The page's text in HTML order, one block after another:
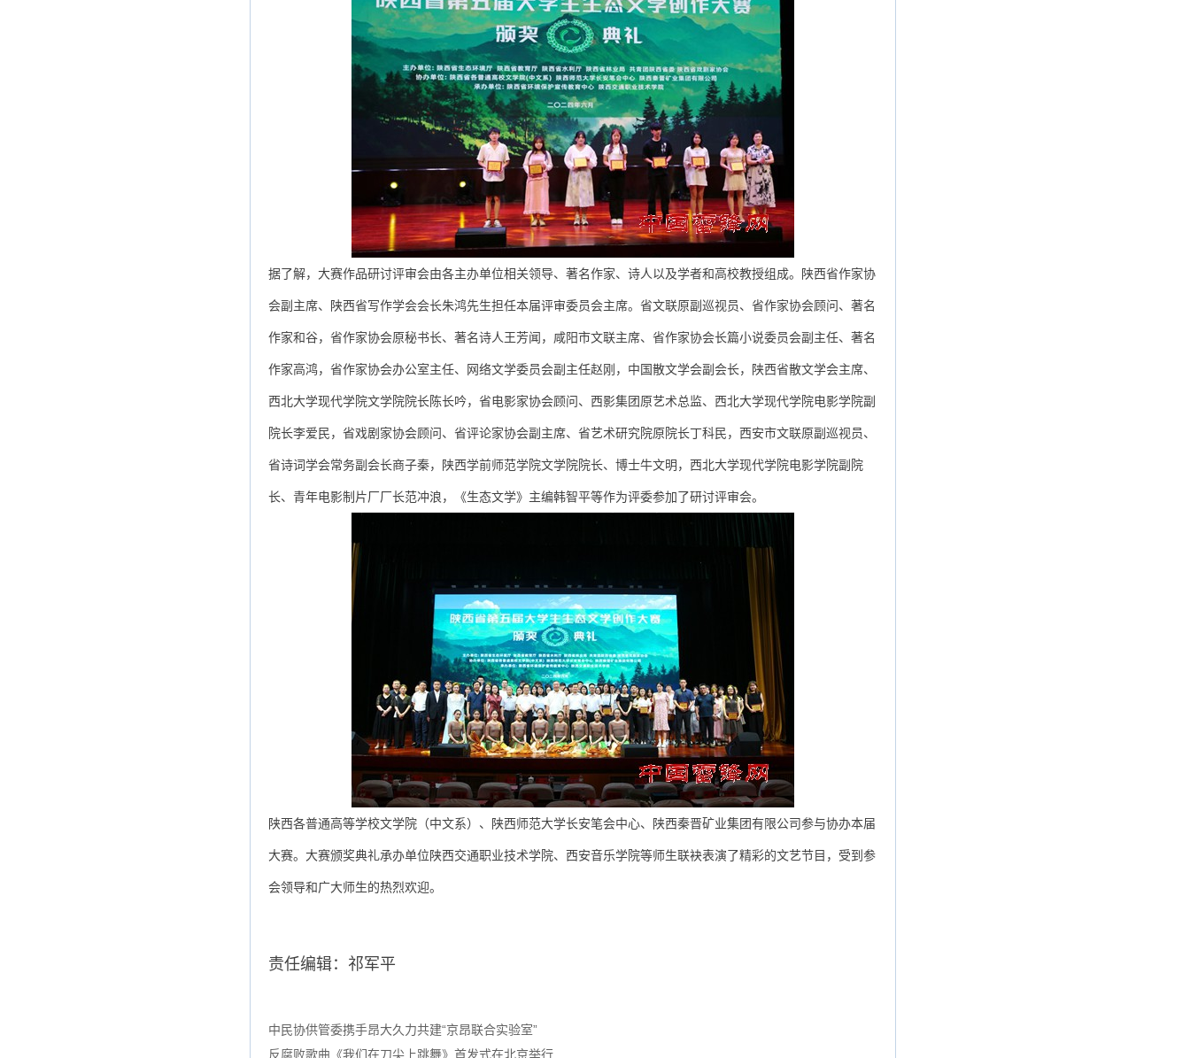
据了解，大赛作品研讨评审会由各主办单位相关领导、著名作家、诗人以及学者和高校教授组成。陕西省作家协
会副主席、陕西省写作学会会长朱鸿先生担任本届评审委员会主席。省文联原副巡视员、省作家协会顾问、著名
作家和谷，省作家协会原秘书长、著名诗人王芳闻，咸阳市文联主席、省作家协会长篇小说委员会副主任、著名
作家高鸿，省作家协会办公室主任、网络文学委员会副主任赵刚，中国散文学会副会长，陕西省散文学会主席、
西北大学现代学院文学院院长陈长吟，省电影家协会顾问、西影集团原艺术总监、西北大学现代学院电影学院副
院长李爱民，省戏剧家协会顾问、省评论家协会副主席、省艺术研究院原院长丁科民，西安市文联原副巡视员、
省诗词学会常务副会长商子秦，陕西学前师范学院文学院院长、博士牛文明，西北大学现代学院电影学院副院
长、青年电影制片厂厂长范冲浪，《生态文学》主编韩智平等作为评委参加了研讨评审会。
陕西各普通高等学校文学院（中文系）、陕西师范大学长安笔会中心、陕西秦晋矿业集团有限公司参与协办本届
大赛。大赛颁奖典礼承办单位陕西交通职业技术学院、西安音乐学院等师生联袂表演了精彩的文艺节目，受到参
会领导和广大师生的热烈欢迎。
责任编辑：祁军平
中民协供管委携手昂大久力共建“京昂联合实验室”
反腐败歌曲《我们在刀尖上跳舞》首发式在北京举行